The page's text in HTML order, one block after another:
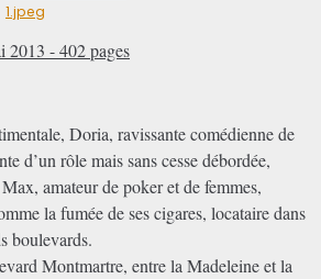
2013 - 402 pages
Doria, ravissante comédienne de
d’un rôle mais sans cesse débordée,
amateur de poker et de femmes,
la fumée de ses cigares, locataire dans
boulevards.
Montmartre, entre la Madeleine et la